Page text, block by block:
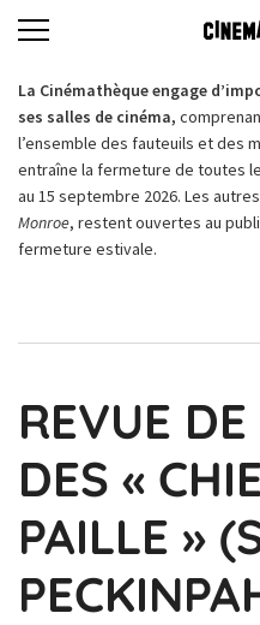
La Cinémathèque engage
ses salles de cinéma,
l’ensemble des fauteuils et des
entraîne la fermeture de toutes
au 15 septembre 2026. Les
Monroe, restent ouvertes au
fermeture estivale.
REVUE DE
DES «
PAILLE »